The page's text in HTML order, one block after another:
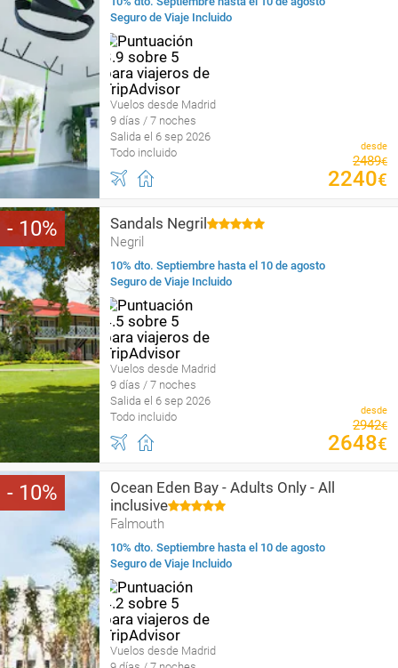
Seguro de Viaje Incluido
Vuelos desde Madrid
9 días / 7 noches
Salida el 6 sep 2026
Todo incluido
desde
2489€
2240€
10 Sandals Negril
Negril
10% dto. Septiembre hasta el 10 de agosto
Seguro de Viaje Incluido
Vuelos desde Madrid
9 días / 7 noches
Salida el 6 sep 2026
Todo incluido
desde
2942€
2648€
10
Ocean Eden Bay - Adults Only - All
inclusive
Falmouth
10% dto. Septiembre hasta el 10 de agosto
Seguro de Viaje Incluido
Vuelos desde Madrid